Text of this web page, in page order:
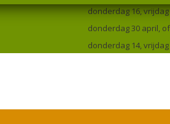
donderdag 16,
donderdag 30 april,
donderdag 14,